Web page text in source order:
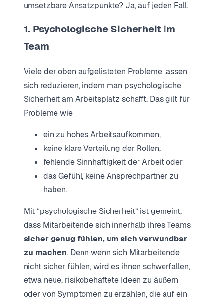
umsetzbare Ansatzpunkte? Ja, auf jeden Fall.
1. Psychologische Sicherheit im
Team
Viele der oben aufgelisteten Probleme lassen
sich reduzieren, indem man psychologische
Sicherheit am Arbeitsplatz schafft. Das gilt für
Probleme wie
ein zu hohes Arbeitsaufkommen,
keine klare Verteilung der Rollen,
fehlende Sinnhaftigkeit der Arbeit oder
das Gefühl, keine Ansprechpartner zu
haben.
Mit “psychologische Sicherheit” ist gemeint,
dass Mitarbeitende sich innerhalb ihres Teams
sicher genug fühlen, um sich verwundbar
zu machen. Denn wenn sich Mitarbeitende
nicht sicher fühlen, wird es ihnen schwerfallen,
etwa neue, risikobehaftete Ideen zu äußern
oder von Symptomen zu erzählen, die auf ein